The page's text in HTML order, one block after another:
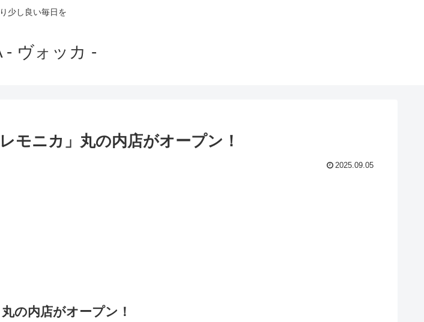
少し良い毎日を
- ヴォッカ -
モニカ」丸の内店がオープン！
2025.09.05
の内店がオープン！